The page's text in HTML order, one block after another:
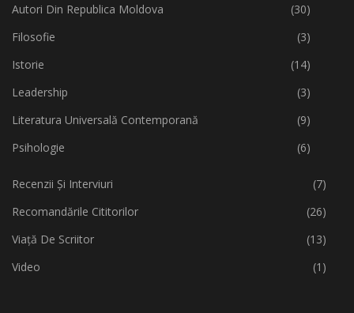
Autori Din Republica Moldova
(30)
Filosofie
(3)
Istorie
(14)
Leadership
(3)
Literatura Universală Contemporană
(9)
Psihologie
(6)
Recenzii Și Interviuri
(7)
Recomandările Cititorilor
(26)
Viață De Scriitor
(13)
Video
(1)